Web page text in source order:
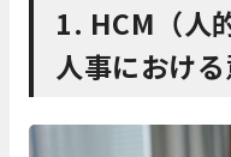
1. HCM（人
人事におけ